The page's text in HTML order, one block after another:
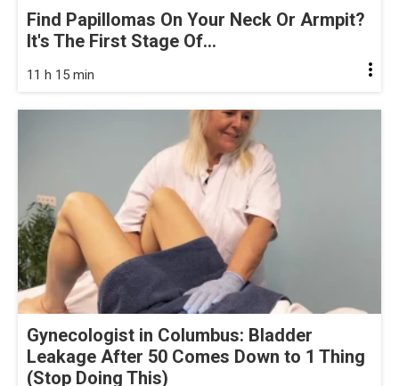
Find Papillomas On Your Neck Or Armpit?
It's The First Stage Of...
11 h 15 min
Gynecologist in Columbus: Bladder
Leakage After 50 Comes Down to 1 Thing
(Stop Doing This)